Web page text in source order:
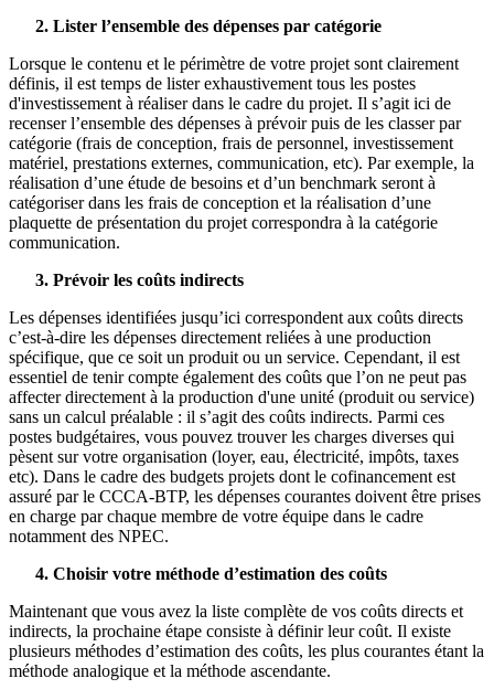
2. Lister l’ensemble des dépenses par catégorie
Lorsque le contenu et le périmètre de votre projet sont clairement
définis, il est temps de lister exhaustivement tous les postes
d'investissement à réaliser dans le cadre du projet. Il s’agit ici de
recenser l’ensemble des dépenses à prévoir puis de les classer par
catégorie (frais de conception, frais de personnel, investissement
matériel, prestations externes, communication, etc). Par exemple, la
réalisation d’une étude de besoins et d’un benchmark seront à
catégoriser dans les frais de conception et la réalisation d’une
plaquette de présentation du projet correspondra à la catégorie
communication.
3. Prévoir les coûts indirects
Les dépenses identifiées jusqu’ici correspondent aux coûts directs
c’est-à-dire les dépenses directement reliées à une production
spécifique, que ce soit un produit ou un service. Cependant, il est
essentiel de tenir compte également des coûts que l’on ne peut pas
affecter directement à la production d'une unité (produit ou service)
sans un calcul préalable : il s’agit des coûts indirects. Parmi ces
postes budgétaires, vous pouvez trouver les charges diverses qui
pèsent sur votre organisation (loyer, eau, électricité, impôts, taxes
etc). Dans le cadre des budgets projets dont le cofinancement est
assuré par le CCCA-BTP, les dépenses courantes doivent être prises
en charge par chaque membre de votre équipe dans le cadre
notamment des NPEC.
4. Choisir votre méthode d’estimation des coûts
Maintenant que vous avez la liste complète de vos coûts directs et
indirects, la prochaine étape consiste à définir leur coût. Il existe
plusieurs méthodes d’estimation des coûts, les plus courantes étant la
méthode analogique et la méthode ascendante.